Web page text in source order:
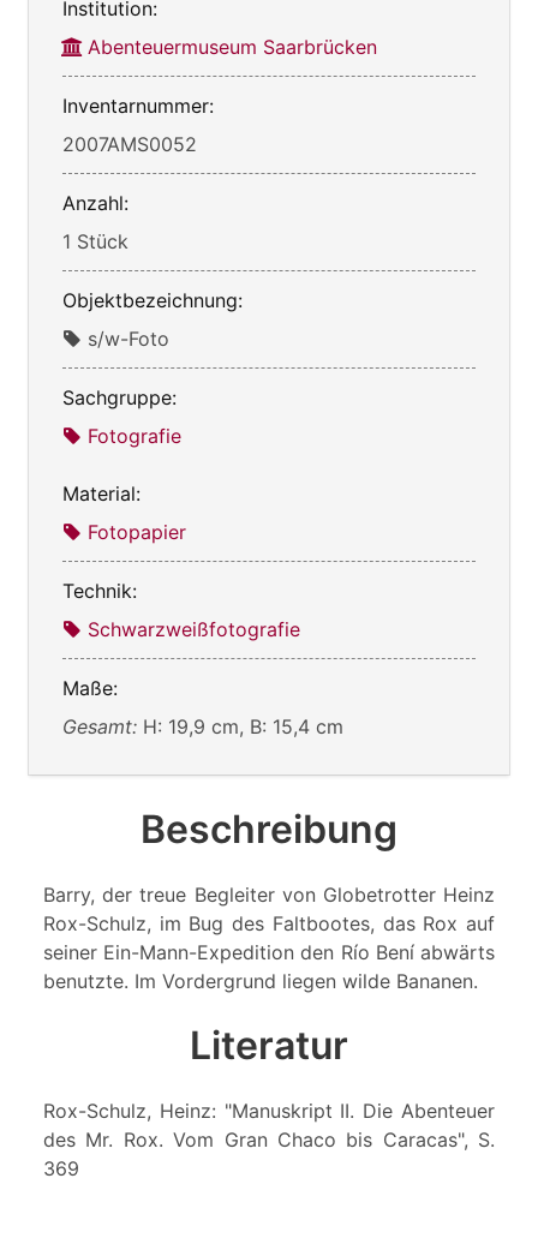
Institution:
Abenteuermuseum Saarbrücken
Inventarnummer:
2007AMS0052
Anzahl:
1 Stück
Objektbezeichnung:
s/w-Foto
Sachgruppe:
Fotografie
Material:
Fotopapier
Technik:
Schwarzweißfotografie
Maße:
Gesamt: H: 19,9 cm, B: 15,4 cm
Beschreibung
Barry, der treue Begleiter von Globetrotter Heinz
Rox-Schulz, im Bug des Faltbootes, das Rox auf
seiner Ein-Mann-Expedition den Río Bení abwärts
benutzte. Im Vordergrund liegen wilde Bananen.
Literatur
Rox-Schulz, Heinz: "Manuskript II. Die Abenteuer
des Mr. Rox. Vom Gran Chaco bis Caracas", S.
369